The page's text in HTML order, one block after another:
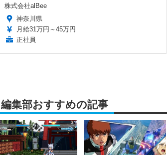
株式会社alBee
神奈川県
月給31万円～45万円
正社員
編集部おすすめの記事